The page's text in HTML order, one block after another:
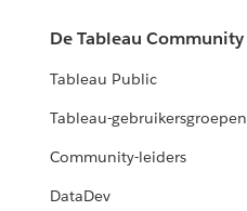
De Tableau Community
Tableau Public
Tableau-gebruikersgroepen
Community-leiders
DataDev